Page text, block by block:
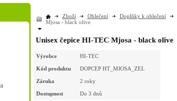
Zboží Oblečení Doplňky k oblečení
Mjosa - black olive
Unisex čepice HI-TEC Mjosa - black olive
Výrobce HI-TEC
Kód produktu DOPCEP HT_MJOSA_ZEL
Záruka 2 roky
Dostupnost Do 3 dnů